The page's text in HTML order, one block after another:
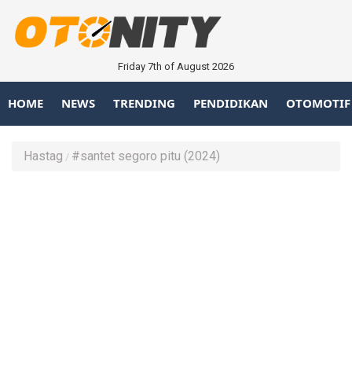
Friday 7th of August 2026
HOME NEWS TRENDING PENDIDIKAN OTOMOTIF
Hastag #santet segoro pitu (2024)